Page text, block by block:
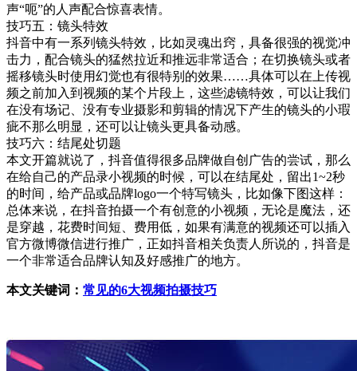
声“呃”的人声配合惊喜表情。
技巧五：镜头特效
抖音中有一系列镜头特效，比如灵魂出窍，具备很强的视觉冲
击力，配合镜头的猛然拉近和推远非常适合；在切换镜头或者
摇移镜头时使用幻觉也有很特别的效果……具体可以在上传视
频之前加入到视频的某个片段上，这些滤镜特效，可以让我们
在没有场记、没有专业摄影和剪辑的情况下产生的镜头的小瑕
疵不那么明显，还可以让镜头更具备动感。
技巧六：结尾处切题
本文开篇就说了，抖音值得很多品牌做自创广告的尝试，那么
在给自己的产品录小视频的时候，可以在结尾处，留出1~2秒
的时间，给产品或品牌logo一个特写镜头，比如像下图这样：
总体来说，在抖音拍摄一个有创意的小视频，无论是魔法，还
是穿越，花费时间短、费用低，如果有满意的视频还可以插入
官方微博微信进行推广，正如抖音相关负责人所说的，抖音是
一个非常适合品牌认知及好感推广的地方。
本文关键词： 常见的6大视频拍摄技巧